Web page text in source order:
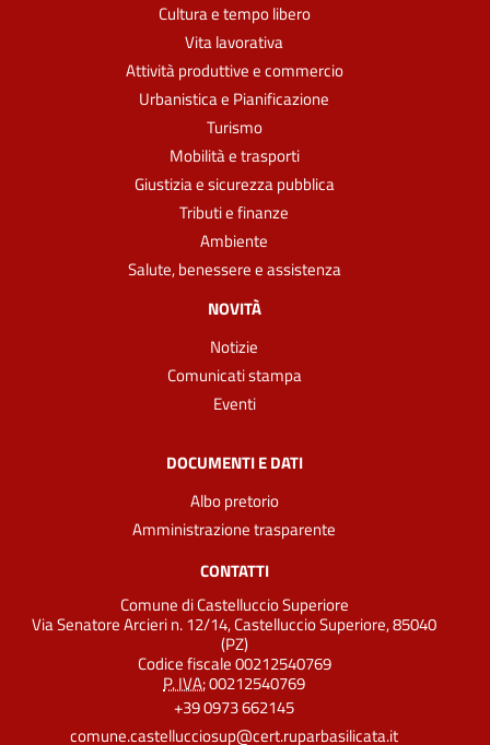
Cultura e tempo libero
Vita lavorativa
Attività produttive e commercio
Urbanistica e Pianificazione
Turismo
Mobilità e trasporti
Giustizia e sicurezza pubblica
Tributi e finanze
Ambiente
Salute, benessere e assistenza
NOVITÀ
Notizie
Comunicati stampa
Eventi
DOCUMENTI E DATI
Albo pretorio
Amministrazione trasparente
CONTATTI
Comune di Castelluccio Superiore
Via Senatore Arcieri n. 12/14, Castelluccio Superiore, 85040
(PZ)
Codice fiscale 00212540769
P. IVA:00212540769
+39 0973 662145
comune.castellucciosup@cert.ruparbasilicata.it